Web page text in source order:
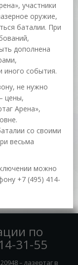
участники
оружие,
баталии. При
дополнена
иного события.
не нужно
цены,
Арена»,
со своими
весьма
можно
+7 (495) 414-
по
31-55
– лазертаг в